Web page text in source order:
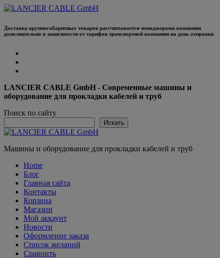
Перейти
содержанию
Доставка крупногабаритных товаров рассчитывается менеджерами компании
дополнительно в зависимости от тарифов транспортной компании на день отправки
LANCIER CABLE GmbH - Современные машины и
оборудование для прокладки кабелей и труб
Поиск по сайту
Искать
Машины и оборудование для прокладки кабелей и труб
Home
Блог
Главная сайта
Контакты
Корзина
Магазин
Мой аккаунт
Новости
Оформление заказа
Список желаний
Сравнить